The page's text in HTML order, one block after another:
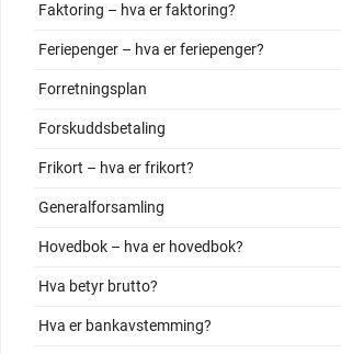
Faktoring – hva er faktoring?
Feriepenger – hva er feriepenger?
Forretningsplan
Forskuddsbetaling
Frikort – hva er frikort?
Generalforsamling
Hovedbok – hva er hovedbok?
Hva betyr brutto?
Hva er bankavstemming?